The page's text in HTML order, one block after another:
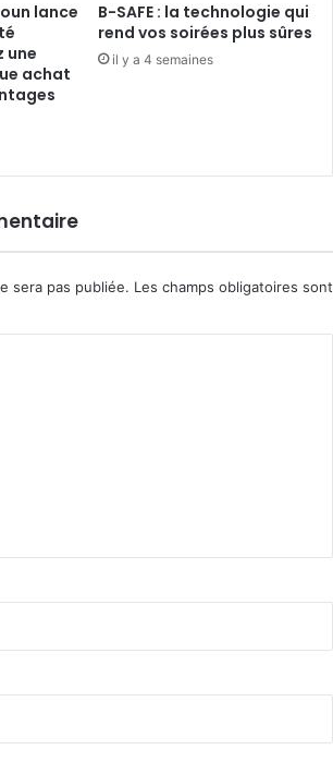
lance
une
achat
B-SAFE : la technologie qui
rend vos soirées plus sûres
il y a 4 semaines
sera pas publiée. Les champs obligatoires sont